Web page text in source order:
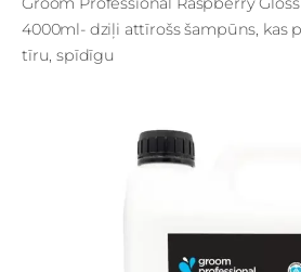
4000ml- dziļi attīrošs šampūns, kas
tīru, spīdīgu